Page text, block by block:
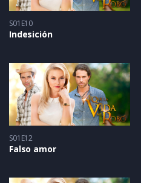
S01E10
Indesición
S01E12
Falso amor